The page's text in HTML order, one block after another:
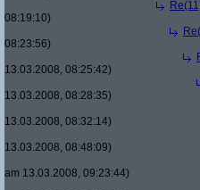
08:19:10)
08:23:56)
13.03.2008, 08:25:42)
13.03.2008, 08:28:35)
13.03.2008, 08:32:14)
13.03.2008, 08:48:09)
am 13.03.2008, 09:23:44)